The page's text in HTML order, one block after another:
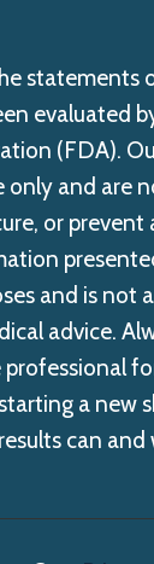
statements
evaluated
(FDA).
only and are
or prevent
and is not
advice.
a new
can and